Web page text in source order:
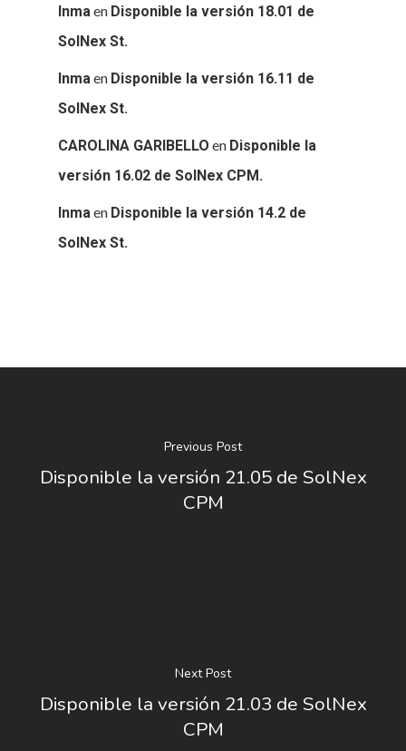
Inmaen Disponible la versión 18.01 de
SolNex St.
Inmaen Disponible la versión 16.11 de
SolNex St.
CAROLINA GARIBELLO en Disponible la
versión 16.02 de SolNex CPM.
Inmaen Disponible la versión 14.2 de
SolNex St.
Previous Post
Disponible la versión 21.05 de SolNex
CPM
Next Post
Disponible la versión 21.03 de SolNex
CPM